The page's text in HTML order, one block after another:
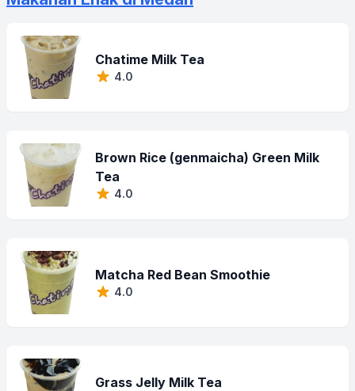
Chatime Milk Tea
4.0
Brown Rice (genmaicha) Green Milk
Tea
4.0
Matcha Red Bean Smoothie
4.0
Grass Jelly Milk Tea